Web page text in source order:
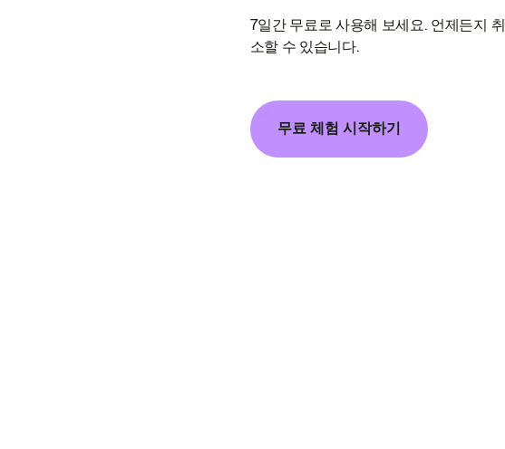
7일간 무료로 사용해 보세요. 언제든지 취
소할 수 있습니다.
무료 체험 시작하기